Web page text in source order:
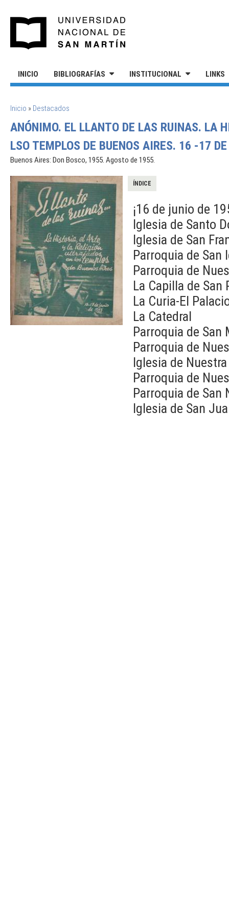
INICIO BIBLIOGRAFÍAS INSTITUCIONAL LINKS
SE ENCUENTRA USTED AQUÍ
Inicio » Destacados
ANÓNIMO. EL LLANTO DE LAS RUINAS. LA
LSO TEMPLOS DE BUENOS AIRES. 16 -17
Buenos Aires: Don Bosco, 1955. Agosto de 1955.
ÍNDICE
¡16 de junio de
Iglesia de Santo
Iglesia de San
Parroquia de San
Parroquia de
La Capilla de San
La Curia-El
La Catedral
Parroquia de San
Parroquia de
Iglesia de
Parroquia de
Parroquia de San
Iglesia de San